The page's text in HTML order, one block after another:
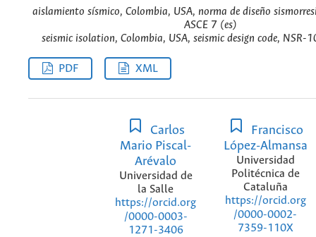
aislamiento sísmico, Colombia, USA, norma de diseño
ASCE 7 (es)
seismic isolation, Colombia, USA, seismic design code, NSR-
PDF XML
Carlos
Mario Piscal-
Arévalo
Universidad de
la Salle
https://orcid.org
/0000-0003-
1271-3406
Francisco
López-Almansa
Universidad
Politécnica de
Cataluña
https://orcid.org
/0000-0002-
7359-110X